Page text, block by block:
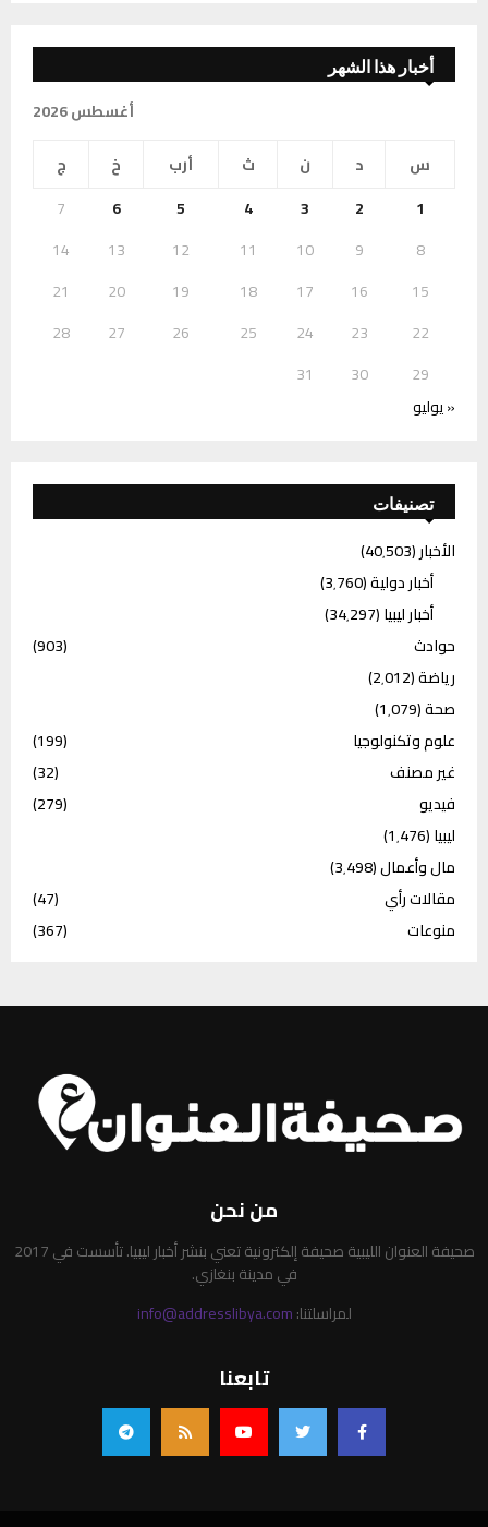
أخبار هذا الشهر
أغسطس 2026
س
د ن ث أرب خ
ج
1
2
3
4
5
6
7
8
9
10
11
12
13
14
15
16
17
18
19
20
21
22
23
24
25
26
27
28
29
30
31
« يوليو
تصنيفات
الأخبار(40٬503)
أخبار دولية(3٬760)
أخبار ليبيا(34٬297)
حوادث
(903)
رياضة(2٬012)
صحة(1٬079)
علوم وتكنولوجيا
(199)
غير مصنف
(32)
فيديو
(279)
ليبيا(1٬476)
مال وأعمال(3٬498)
مقالات رأي
(47)
منوعات
(367)
من نحن
صحيفة العنوان الليبية صحيفة إلكترونية تعني بنشر أخبار ليبيا. تأسست في 2017
في مدينة بنغازي.
لمراسلتنا:info@addresslibya.com
تابعنا